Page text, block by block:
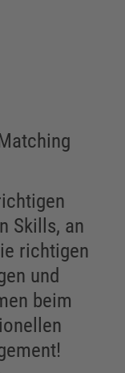
Skills, an
richtigen
und
beim